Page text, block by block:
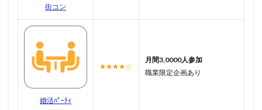
街コン
婚活ﾊﾟｰﾃｨ
★★★★☆
月間3,0000人参加
職業限定企画あり